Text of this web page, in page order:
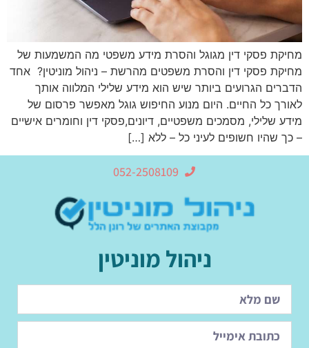
מחיקת פסקי דין מגוגל והסרת מידע משפטי מה המשמעות של
מחיקת פסקי דין והסרת משפטים מהרשת – ניהול מוניטין? אחד
הדברים הגרועים ביותר שיש הוא מידע שלילי המלווה אותך
לאורך כל החיים. היום מנוע החיפוש גוגל מאפשר פרסום של
מידע שלילי, מסמכים משפטיים, דיונים,פסקי דין וחומרים אישיים
– כך שהיו חשופים לעיני כל – ללא […]
052-2508109
ניהול מוניטין